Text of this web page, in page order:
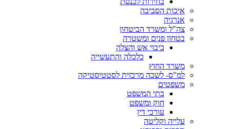
איכות הסביבה
אנרגיה
צה"ל ומשרד הביטחון
בטחון פנים ומשטרה
כיבוי אש והצלה
כלכלה והתעשייה
משרד החוץ
למ"ס- לשכה מרכזית לסטטיסטיקה
משפטים
בתי המשפט
חוק ומשפט
עורכי דין
עלייה וקליטה